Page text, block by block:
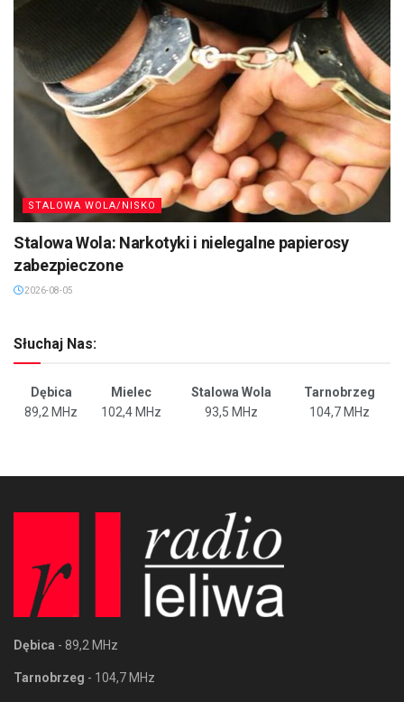
STALOWA WOLA/NISKO
Stalowa Wola: Narkotyki i nielegalne papierosy
zabezpieczone
2026-08-05
Słuchaj Nas:
Dębica Mielec Stalowa Wola
Tarnobrzeg
89,2 MHz
102,4 MHz 93,5 MHz 104,7 MHz
Dębica - 89,2 MHz
Tarnobrzeg - 104,7 MHz